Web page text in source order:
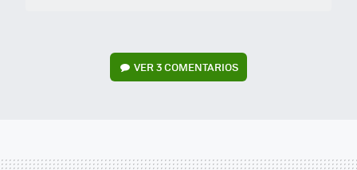
VER3 COMENTARIOS